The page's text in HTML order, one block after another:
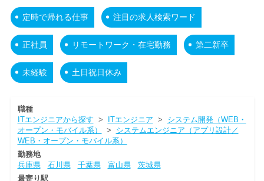
定時で帰れる仕事 注目の求人検索ワード
正社員 リモートワーク・在宅勤務 第二新卒
未経験 土日祝日休み
職種
ITエンジニアから探す > ITエンジニア > システム開発（WEB・
オープン・モバイル系）
> システムエンジニア（アプリ設計／
WEB・オープン・モバイル系）
勤務地
兵庫県
石川県 千葉県 富山県
茨城県
最寄り駅